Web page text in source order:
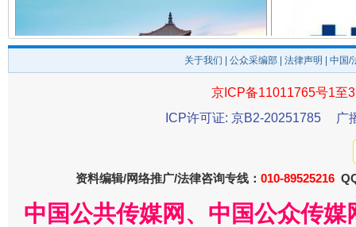
关于我们 公众采编部 法律声明 | 中国
京ICP备11011765号1至
ICP许可证: 京B2-20251785
广
资料编辑/网络推广/法律咨询专线： 010-89525216
中国公共传媒网、中国公众传